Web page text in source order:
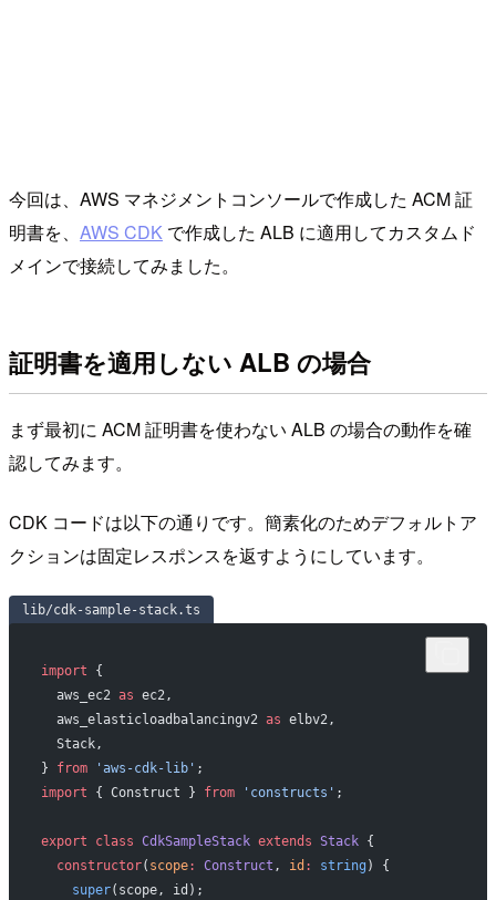
今回は、AWS マネジメントコンソールで作成した ACM 証
明書を、 AWS CDK で作成した ALB に適用してカスタムド
メインで接続してみました。
証明書を適用しない ALB の場合
まず最初に ACM 証明書を使わない ALB の場合の動作を確
認してみます。
CDK コードは以下の通りです。簡素化のためデフォルトア
クションは固定レスポンスを返すようにしています。
lib/cdk-sample-stack.ts
import {
  aws_ec2
as ec2,
  aws_elasticloadbalancingv2
as elbv2,
  Stack,
} from 'aws-cdk-lib' ;
import { Construct } from 'constructs' ;
export class CdkSampleStack extends Stack {
  constructor
( scope: Construct , id : string ) {
    super
(scope, id);